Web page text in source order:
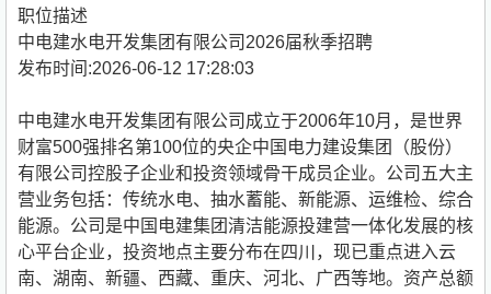
职位描述
中电建水电开发集团有限公司2026届秋季招聘
发布时间:2026-06-12 17:28:03
中电建水电开发集团有限公司成立于2006年10月，是世界
财富500强排名第100位的央企中国电力建设集团（股份）
有限公司控股子企业和投资领域骨干成员企业。公司五大主
营业务包括：传统水电、抽水蓄能、新能源、运维检、综合
能源。公司是中国电建集团清洁能源投建营一体化发展的核
心平台企业，投资地点主要分布在四川，现已重点进入云
南、湖南、新疆、西藏、重庆、河北、广西等地。资产总额